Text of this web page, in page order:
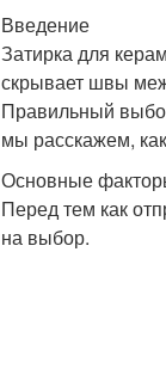
Введение
Затирка для
скрывает швы
Правильный
мы расскажем,
Основные
Перед тем как
на выбор.